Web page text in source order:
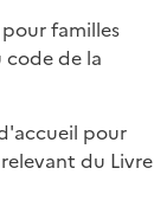
familles
de la
pour
du Livre